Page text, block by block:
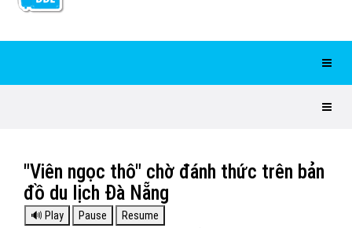
"Viên ngọc thô" chờ đánh thức trên bản
đồ du lịch Đà Nẵng